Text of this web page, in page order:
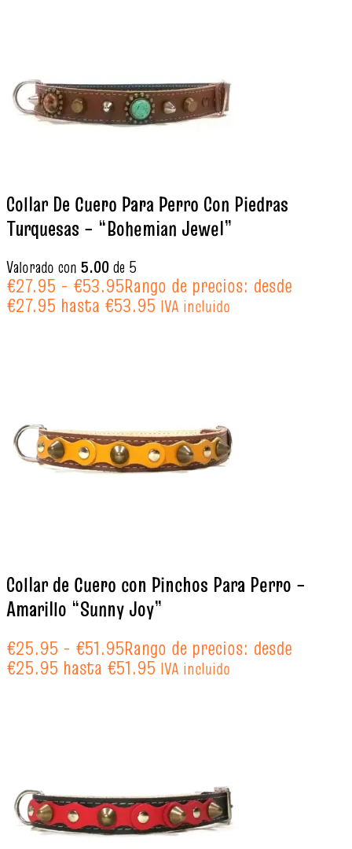
Collar De Cuero Para Perro Con Piedras
Turquesas – “Bohemian Jewel”
Valorado con 5.00de 5
€27.95 - €53.95Rango de precios: desde
€27.95 hasta €53.95 IVA incluido
Collar de Cuero con Pinchos Para Perro –
Amarillo “Sunny Joy”
€25.95 - €51.95Rango de precios: desde
€25.95 hasta €51.95 IVA incluido